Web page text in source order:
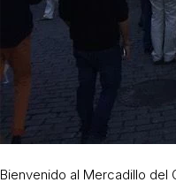
Bienvenido al Mercadillo del